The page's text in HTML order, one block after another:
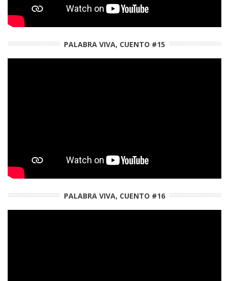
PALABRA VIVA, CUENTO #15
PALABRA VIVA, CUENTO #16